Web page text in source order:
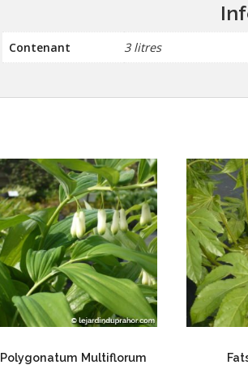
Contenant 3 litres
Polygonatum Multiflorum